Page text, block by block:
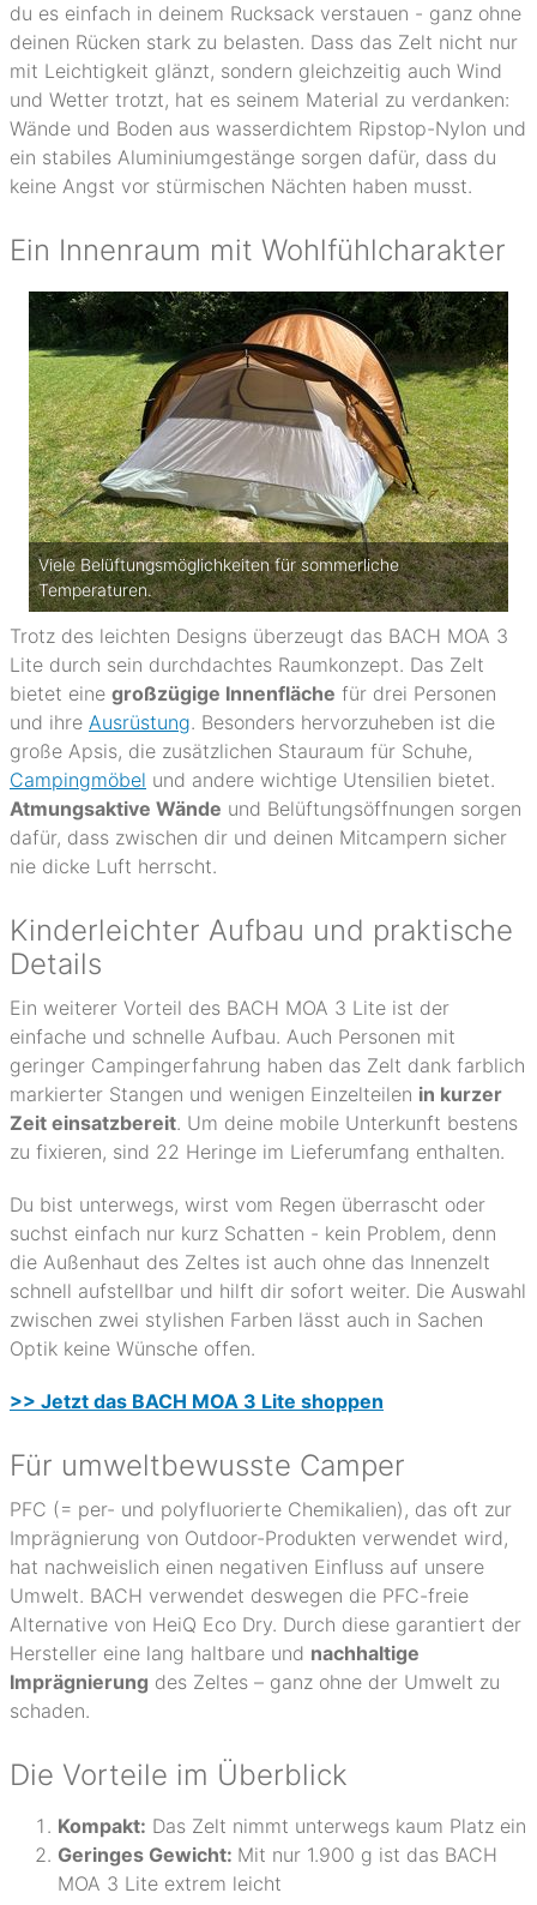
du es einfach in deinem Rucksack verstauen - ganz ohne
deinen Rücken stark zu belasten. Dass das Zelt nicht nur
mit Leichtigkeit glänzt, sondern gleichzeitig auch Wind
und Wetter trotzt, hat es seinem Material zu verdanken:
Wände und Boden aus wasserdichtem Ripstop-Nylon und
ein stabiles Aluminiumgestänge sorgen dafür, dass du
keine Angst vor stürmischen Nächten haben musst.
Ein Innenraum mit Wohlfühlcharakter
Viele Belüftungsmöglichkeiten für sommerliche
Temperaturen.
Trotz des leichten Designs überzeugt das BACH MOA 3
Lite durch sein durchdachtes Raumkonzept. Das Zelt
bietet eine großzügige Innenfläche für drei Personen
und ihre Ausrüstung. Besonders hervorzuheben ist die
große Apsis, die zusätzlichen Stauraum für Schuhe,
Campingmöbel und andere wichtige Utensilien bietet.
Atmungsaktive Wände und Belüftungsöffnungen sorgen
dafür, dass zwischen dir und deinen Mitcampern sicher
nie dicke Luft herrscht.
Kinderleichter Aufbau und praktische
Details
Ein weiterer Vorteil des BACH MOA 3 Lite ist der
einfache und schnelle Aufbau. Auch Personen mit
geringer Campingerfahrung haben das Zelt dank farblich
markierter Stangen und wenigen Einzelteilen in kurzer
Zeit einsatzbereit. Um deine mobile Unterkunft bestens
zu fixieren, sind 22 Heringe im Lieferumfang enthalten.
Du bist unterwegs, wirst vom Regen überrascht oder
suchst einfach nur kurz Schatten - kein Problem, denn
die Außenhaut des Zeltes ist auch ohne das Innenzelt
schnell aufstellbar und hilft dir sofort weiter. Die Auswahl
zwischen zwei stylishen Farben lässt auch in Sachen
Optik keine Wünsche offen.
>> Jetzt das BACH MOA 3 Lite shoppen
Für umweltbewusste Camper
PFC (= per- und polyfluorierte Chemikalien), das oft zur
Imprägnierung von Outdoor-Produkten verwendet wird,
hat nachweislich einen negativen Einfluss auf unsere
Umwelt. BACH verwendet deswegen die PFC-freie
Alternative von HeiQ Eco Dry. Durch diese garantiert der
Hersteller eine lang haltbare und nachhaltige
Imprägnierung des Zeltes – ganz ohne der Umwelt zu
schaden.
Die Vorteile im Überblick
Kompakt: Das Zelt nimmt unterwegs kaum Platz ein
Geringes Gewicht: Mit nur 1.900 g ist das BACH
MOA 3 Lite extrem leicht